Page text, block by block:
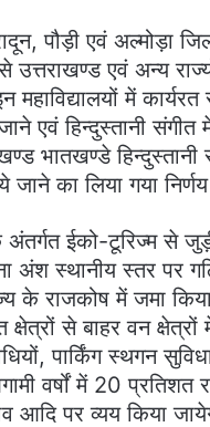
पौड़ी एवं अल्मोड़ा
उत्तराखण्ड एवं अन्य
महाविद्यालयों में
एवं हिन्दुस्तानी
भातखण्डे
जाने का लिया गया
ईको-टूरिज्म से
अंश स्थानीय स्तर पर
के राजकोष में जमा
क्षेत्रों से बाहर वन
पार्किंग स्थगन
वर्षों में 20
पर व्यय किया